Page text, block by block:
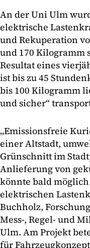
An der Uni Ulm
elektrische
und Rekuperation
und 170 Kilogramm
Resultat eines
ist bis zu 45
bis 100 Kilogramm
und sicher“
„Emissionsfreie
einer Altstadt,
Grünschnitt im
Anlieferung von
könnte bald
elektrischen
Buchholz,
Mess-, Regel- und
Ulm. Am Projekt
für